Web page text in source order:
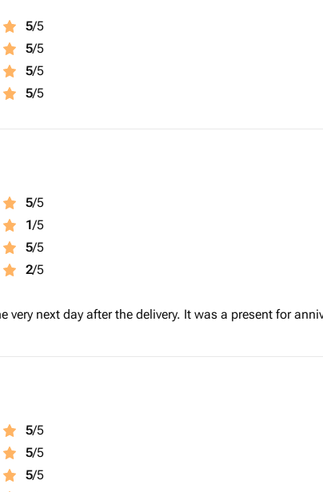
5/5
5/5
5/5
5/5
5/5
1/5
5/5
2/5
very next day after the delivery. It was a present for
5/5
5/5
5/5